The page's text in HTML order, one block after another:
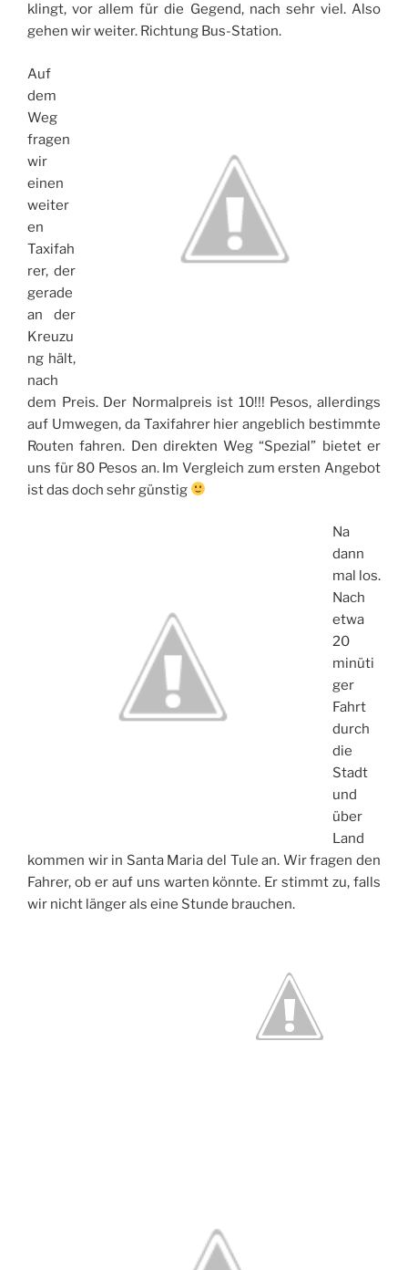
klingt, vor allem für die Gegend, nach sehr viel. Also
gehen wir weiter. Richtung Bus-Station.
Auf
dem
Weg
fragen
wir
einen
weiter
en
Taxifah
rer, der
gerade
an der
Kreuzu
ng hält,
nach
dem Preis. Der Normalpreis ist 10!!! Pesos, allerdings
auf Umwegen, da Taxifahrer hier angeblich bestimmte
Routen fahren. Den direkten Weg “Spezial” bietet er
uns für 80 Pesos an. Im Vergleich zum ersten Angebot
ist das doch sehr günstig
Na
dann
mal los.
Nach
etwa
20
minüti
ger
Fahrt
durch
die
Stadt
und
über
Land
kommen wir in Santa Maria del Tule an. Wir fragen den
Fahrer, ob er auf uns warten könnte. Er stimmt zu, falls
wir nicht länger als eine Stunde brauchen.